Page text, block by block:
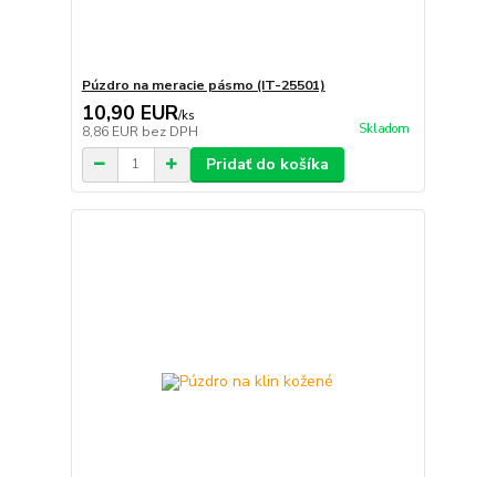
Púzdro na meracie pásmo (IT-25501)
10,90 EUR/ks
8,86 EUR bez DPH Skladom
Pridať do košíka